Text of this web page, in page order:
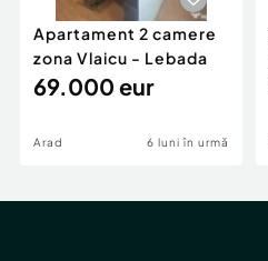
Apartament 2 camere
zona Vlaicu - Lebada
69.000 eur
Arad 6 luni în urmă